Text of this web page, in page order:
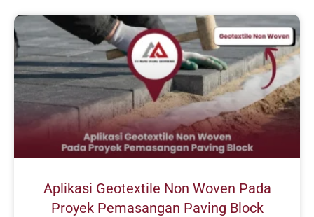
Aplikasi Geotextile Non Woven Pada
Proyek Pemasangan Paving Block